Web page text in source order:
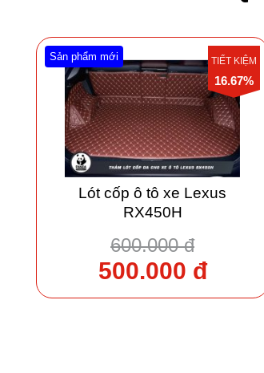
Sản phẩm mới TIẾT KIỆM
16.67%
Lót cốp ô tô xe Lexus
RX450H
600.000 đ
500.000 đ